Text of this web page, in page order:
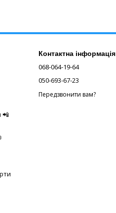
📲
Контактна інформація
068-064-19-64
050-693-67-23
Передзвонити вам?